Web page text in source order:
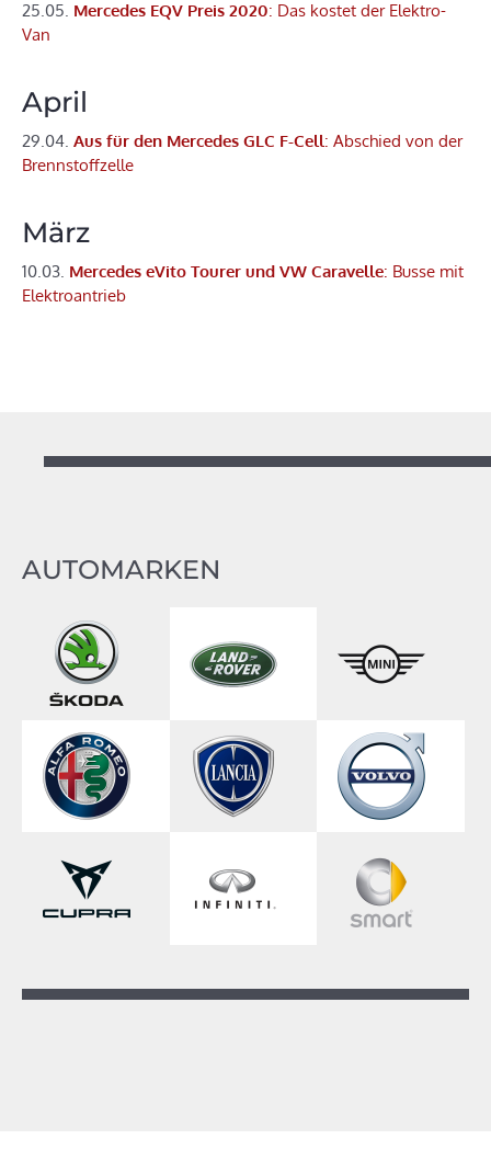
25.05. Mercedes EQV Preis 2020: Das kostet der Elektro-
Van
April
29.04. Aus für den Mercedes GLC F-Cell: Abschied von der
Brennstoffzelle
März
10.03. Mercedes eVito Tourer und VW Caravelle: Busse mit
Elektroantrieb
AUTOMARKEN